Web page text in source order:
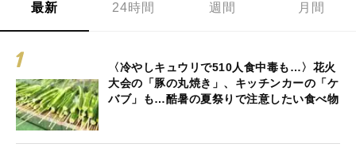
最新 24時間 週間 月間
〈冷やしキュウリで510人食中毒も…〉花火
大会の「豚の丸焼き」、キッチンカーの「ケ
バブ」も…酷暑の夏祭りで注意したい食べ物